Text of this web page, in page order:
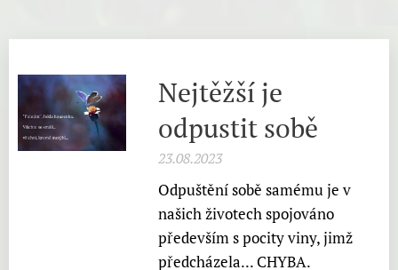
Nejtěžší je
odpustit sobě
23.08.2023
Odpuštění sobě samému je v
našich životech spojováno
především s pocity viny, jimž
předcházela... CHYBA.